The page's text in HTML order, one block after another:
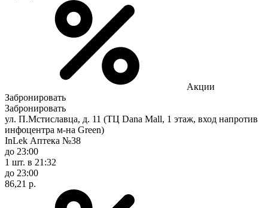
Акции
Забронировать
Забронировать
ул. П.Мстиславца, д. 11 (ТЦ Dana Mall, 1 этаж, вход напротив
инфоцентра м-на Green)
InLek Аптека №38
до 23:00
1 шт. в 21:32
до 23:00
86,21 р.